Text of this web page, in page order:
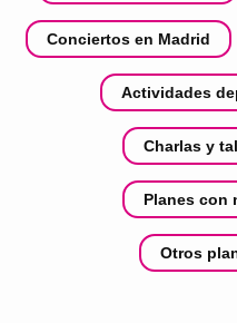
Conciertos en Madrid
Actividades
Charlas y
Planes con
Otros